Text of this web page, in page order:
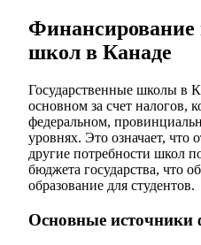
Финансирование
школ в Канаде
Государственные школы в
основном за счет налогов,
федеральном,
уровнях. Это означает, что
другие потребности школ
бюджета государства, что
образование для студентов.
Основные источники